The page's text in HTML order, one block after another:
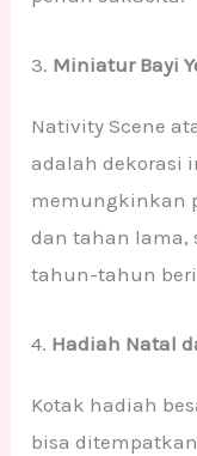
3. Miniatur Bayi
Nativity Scene
adalah dekorasi
memungkinkan
dan tahan lama,
tahun-tahun
4. Hadiah Natal
Kotak hadiah
bisa